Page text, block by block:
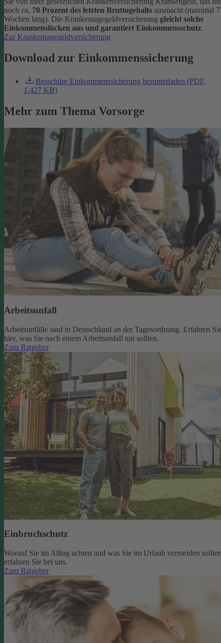
noch ca. 70 Prozent des letzten Bruttogehalts ausmacht (maximal
Wochen lang). Die Krankentagegeldversicherung gleicht solche
Einkommenslücken aus und garantiert Einkommensschutz.
Zur Krankentagegeldversicherung
Download zur Einkommenssicherung
Broschüre Einkommenssicherung herunterladen (PDF,
1.427 KB)
Mehr zum Thema Vorsorge
Arbeitsunfall
Arbeitsunfälle sind in Deutschland an der Tagesordnung. Erfahren
hier, was Sie nach einem Arbeitsunfall tun sollten.
Zum Ratgeber
Einbruchschutz
Worauf Sie im Alltag achten und was Sie im Urlaub vermeiden
erfahren Sie bei uns.
Zum Ratgeber